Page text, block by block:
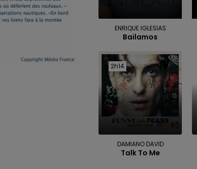
ENRIQUE IGLESIAS
Bailamos
2h14
2h14
DAMIANO DAVID
Talk To Me